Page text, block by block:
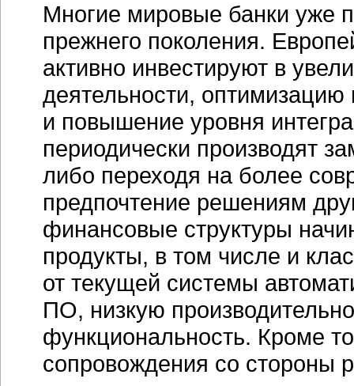
Многие мировые банки уже
прежнего поколения.
активно инвестируют в
деятельности,
и повышение уровня
периодически производят
либо переходя на более
предпочтение решениям
финансовые структуры
продукты, в том числе и
от текущей системы
ПО, низкую
функциональность. Кроме
сопровождения со стороны